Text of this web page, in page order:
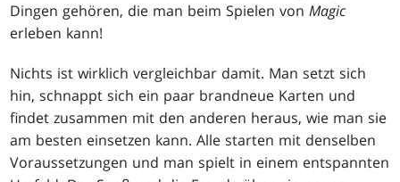
Dingen gehören, die man beim Spielen vonMagic
erleben kann!
Nichts ist wirklich vergleichbar damit. Man setzt sich
hin, schnappt sich ein paar brandneue Karten und
findet zusammen mit den anderen heraus, wie man sie
am besten einsetzen kann. Alle starten mit denselben
Voraussetzungen und man spielt in einem entspannten